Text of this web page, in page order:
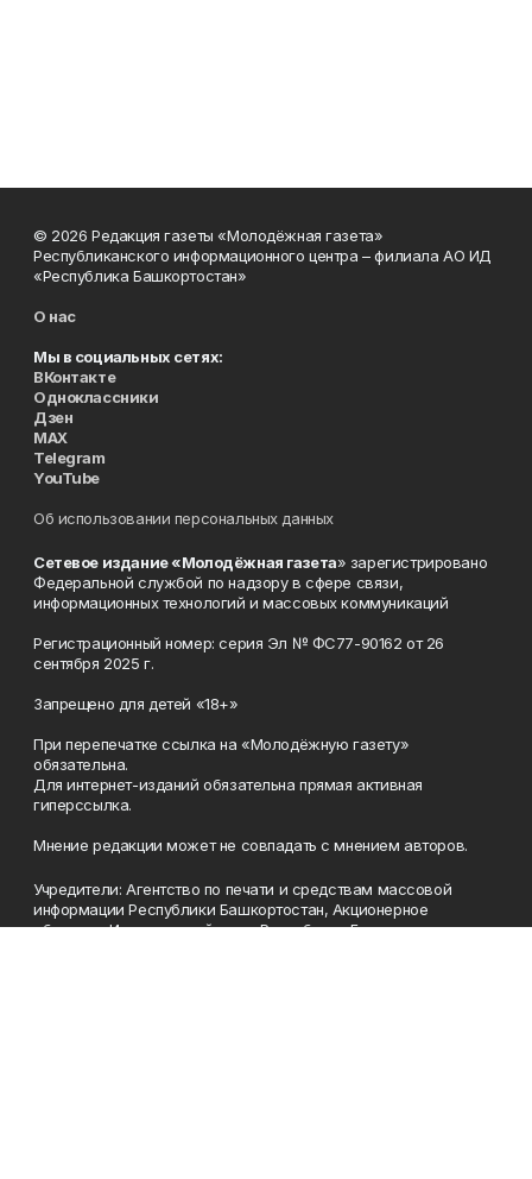
© 2026 Редакция газеты «Молодёжная газета»
Республиканского информационного центра – филиала АО ИД
«Республика Башкортостан»
О нас
Мы в социальных сетях:
ВКонтакте
Одноклассники
Дзен
MAX
Telegram
YouTube
Об использовании персональных данных
Сетевое издание «Молодёжная газета» зарегистрировано
Федеральной службой по надзору в сфере связи,
информационных технологий и массовых коммуникаций
Регистрационный номер: серия Эл № ФС77-90162 от 26
сентября 2025 г.
Запрещено для детей «18+»
При перепечатке ссылка на «Молодёжную газету»
обязательна.
Для интернет-изданий обязательна прямая активная
гиперссылка.
Мнение редакции может не совпадать с мнением авторов.
Учредители: Агентство по печати и средствам массовой
информации Республики Башкортостан, Акционерное
общество Издательский дом «Республика Башкортостан».